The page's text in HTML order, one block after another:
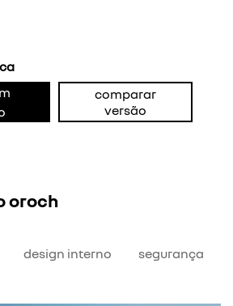
comparar
versão
oroch
design interno segurança